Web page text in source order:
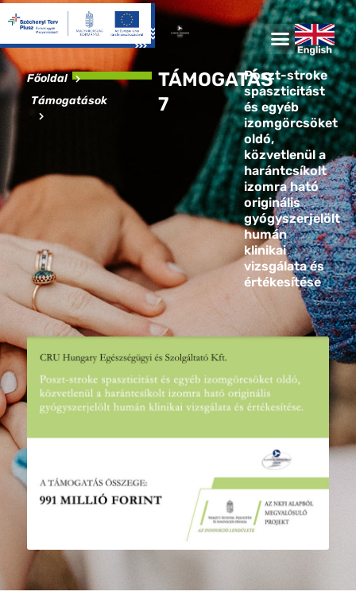
Főoldal
Támogatások
TÁMOGATÁS
7
Poszt-stroke
spaszticitást
és egyéb
izomgörcsöket
oldó,
közvetlenül a
harántcsíkolt
izomra ható
originális
gyógyszerjelölt
humán
klinikai
vizsgálata és
értékesítése